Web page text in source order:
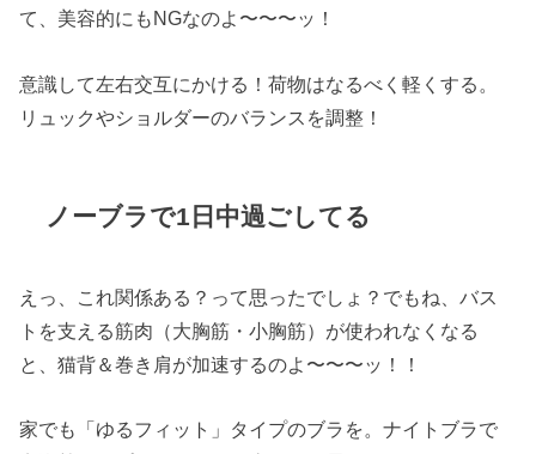
て、美容的にもNGなのよ〜〜〜ッ！
意識して左右交互にかける！荷物はなるべく軽くする。
リュックやショルダーのバランスを調整！
ノーブラで1日中過ごしてる
えっ、これ関係ある？って思ったでしょ？でもね、バス
トを支える筋肉（大胸筋・小胸筋）が使われなくなる
と、猫背＆巻き肩が加速するのよ〜〜〜ッ！！
家でも「ゆるフィット」タイプのブラを。ナイトブラで